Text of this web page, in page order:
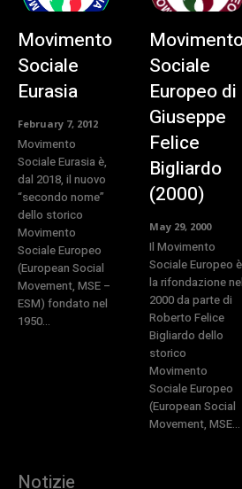
Movimento
Sociale
Eurasia
February 7, 2012
Movimento
Sociale Eurasia è,
dal 2018, il nuovo
“secondo nome”
dello storico
Movimento
Sociale Europeo
(European Social
Movement, MSE –
ESM) fondato nel
1950...
Sociale
Europeo di
Giuseppe
Felice
Bigliardo
(2000)
May 29, 2000
Il Movimento
Sociale Europeo è
la rifondazione nel
2000 da parte di
Roberto Felice
Bigliardo dello
storico
Movimento
Sociale Europeo
(European Social
Movement, MSE...
Notizie